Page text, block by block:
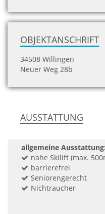
OBJEKTANSCHRIFT
34508 Willingen
Neuer Weg 28b
AUSSTATTUNG
allgemeine Ausstattung:
nahe Skilift (max.
barrierefrei
Seniorengerecht
Nichtraucher